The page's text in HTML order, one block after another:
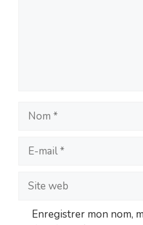
Nom
mail
Site
web
Enregistrer mon nom,